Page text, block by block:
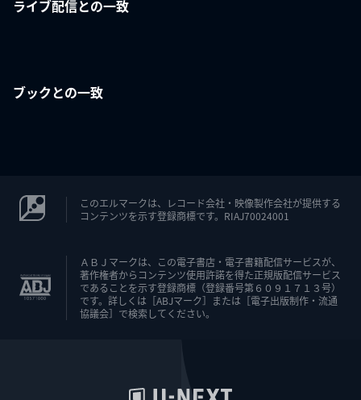
ライブ配信との一致
ブックとの一致
このエルマークは、レコード会社・映像製作会社が提供する
コンテンツを示す登録商標です。RIAJ70024001
ＡＢＪマークは、この電子書店・電子書籍配信サービスが、
著作権者からコンテンツ使用許諾を得た正規版配信サービス
であることを示す登録商標（登録番号第６０９１７１３号）
です。詳しくは［ABJマーク］または［電子出版制作・流通
協議会］で検索してください。